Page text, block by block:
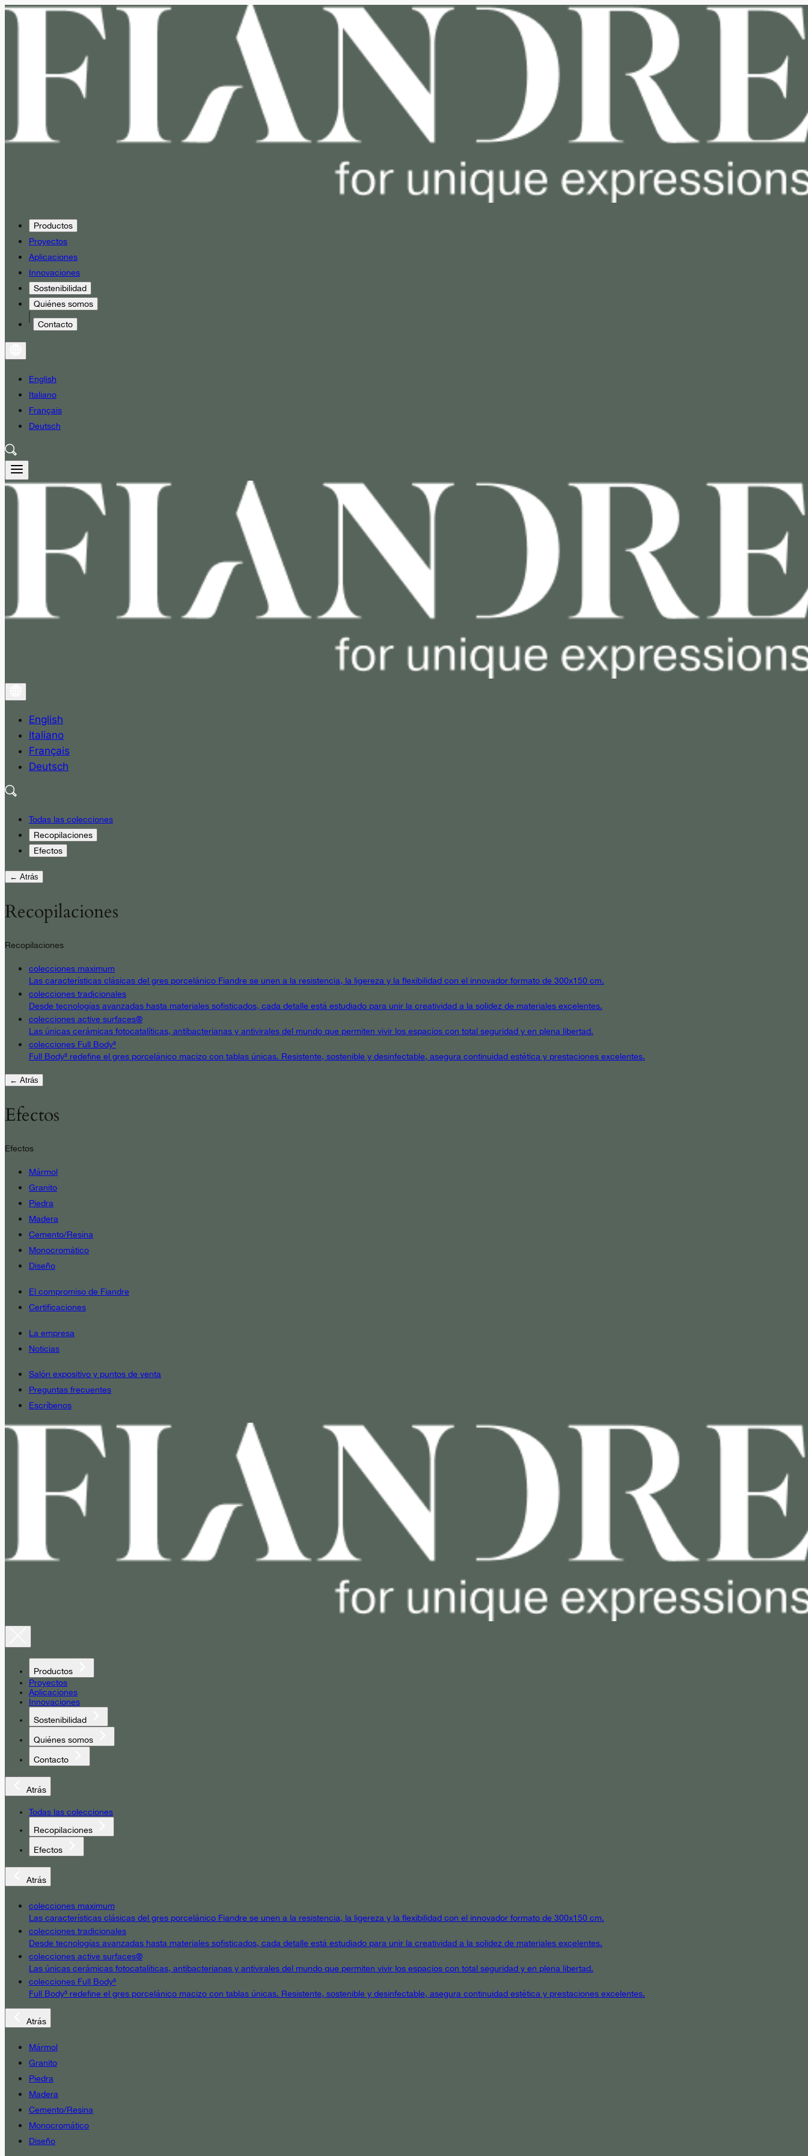
Productos
Proyectos
Aplicaciones
Innovaciones
Sostenibilidad
Quiénes somos
Contacto
English
Italiano
Français
Deutsch
English
Italiano
Français
Deutsch
Todas las colecciones
Recopilaciones
Efectos
← Atrás
Recopilaciones
Recopilaciones
colecciones maximum
Las características clásicas del gres porcelánico Fiandre se unen a la resistencia, la ligereza y la flexibilidad con el innovador formato de 300x150 cm.
colecciones tradicionales
Desde tecnologías avanzadas hasta materiales sofisticados, cada detalle está estudiado para unir la creatividad a la solidez de materiales excelentes.
colecciones active surfaces®
Las únicas cerámicas fotocatalíticas, antibacterianas y antivirales del mundo que permiten vivir los espacios con total seguridad y en plena libertad.
colecciones Full Body³
Full Body³ redefine el gres porcelánico macizo con tablas únicas. Resistente, sostenible y desinfectable, asegura continuidad estética y prestaciones excelentes.
← Atrás
Efectos
Efectos
Mármol
Granito
Piedra
Madera
Cemento/Resina
Monocromático
Diseño
El compromiso de Fiandre
Certificaciones
La empresa
Noticias
Salón expositivo y puntos de venta
Preguntas frecuentes
Escríbenos
Productos
Proyectos
Aplicaciones
Innovaciones
Sostenibilidad
Quiénes somos
Contacto
Atrás
Todas las colecciones
Recopilaciones
Efectos
Atrás
colecciones maximum
Las características clásicas del gres porcelánico Fiandre se unen a la resistencia, la ligereza y la flexibilidad con el innovador formato de 300x150 cm.
colecciones tradicionales
Desde tecnologías avanzadas hasta materiales sofisticados, cada detalle está estudiado para unir la creatividad a la solidez de materiales excelentes.
colecciones active surfaces®
Las únicas cerámicas fotocatalíticas, antibacterianas y antivirales del mundo que permiten vivir los espacios con total seguridad y en plena libertad.
colecciones Full Body³
Full Body³ redefine el gres porcelánico macizo con tablas únicas. Resistente, sostenible y desinfectable, asegura continuidad estética y prestaciones excelentes.
Atrás
Mármol
Granito
Piedra
Madera
Cemento/Resina
Monocromático
Diseño